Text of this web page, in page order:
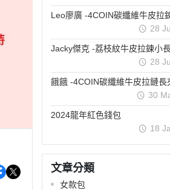
Leo廖廣 -4COIN碳纖維牛皮拉
28
Jacky傑克 -荔枝紋牛皮拉鍊小
28
餓餓 -4COIN碳纖維牛皮拉鏈長
30
2024龍年紅色錢包
18
文章分類
女款包